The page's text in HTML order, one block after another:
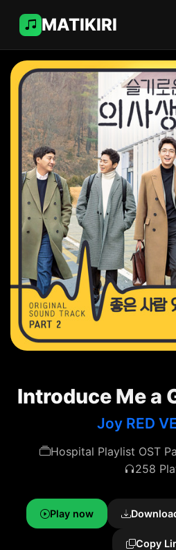
MATIKIRI
Introduce Me a
Joy RED
Hospital Playlist OST
258
Play now
Copy